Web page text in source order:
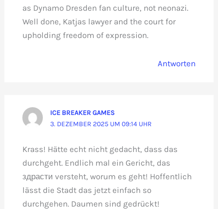
as Dynamo Dresden fan culture, not neonazi.
Well done, Katjas lawyer and the court for
upholding freedom of expression.
Antworten
ICE BREAKER GAMES
3. DEZEMBER 2025 UM 09:14 UHR
Krass! Hätte echt nicht gedacht, dass das
durchgeht. Endlich mal ein Gericht, das
здрасти versteht, worum es geht! Hoffentlich
lässt die Stadt das jetzt einfach so
durchgehen. Daumen sind gedrückt!